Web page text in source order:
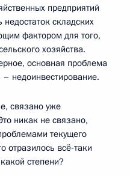
предприятий
недостаток складских
фактором для того,
хозяйства.
основная проблема
недоинвестирование.
связано уже
никак не связано,
текущего
отразилось всё‑таки
степени?